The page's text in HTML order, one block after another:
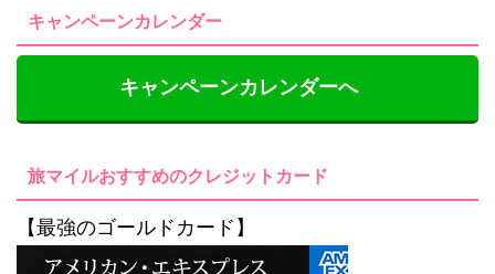
キャンペーンカレンダー
キャンペーンカレンダーへ
旅マイルおすすめのクレジットカード
【最強のゴールドカード】